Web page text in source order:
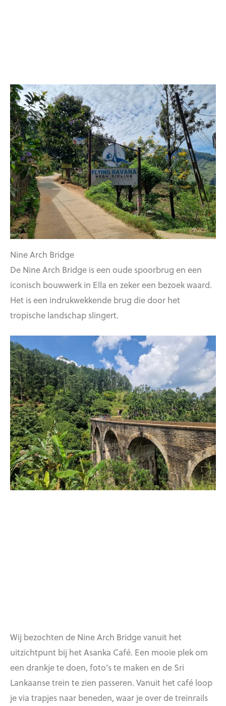
Nine Arch Bridge
De Nine Arch Bridge is een oude spoorbrug en een
iconisch bouwwerk in Ella en zeker een bezoek waard.
Het is een indrukwekkende brug die door het
tropische landschap slingert.
Wij bezochten de Nine Arch Bridge vanuit het
uitzichtpunt bij het Asanka Café. Een mooie plek om
een drankje te doen, foto’s te maken en de Sri
Lankaanse trein te zien passeren. Vanuit het café loop
je via trapjes naar beneden, waar je over de treinrails